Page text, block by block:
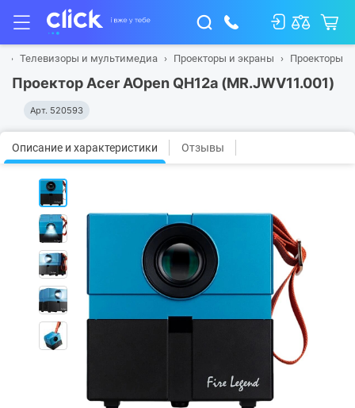
Телевизоры и мультимедиа Проекторы и экраны Проекторы
Проектор Acer AOpen QH12a (MR.JWV11.001)
Арт. 520593
Описание и характеристики Отзывы